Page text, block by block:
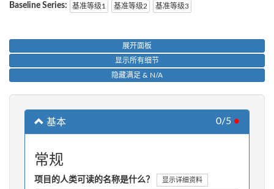
Baseline Series: 基准等级1 基准等级2 基准等级3
展开面板
显示所有细节
隐藏满足 & N/A
基本 0/5 ●
常规
项目的人类可读的名称是什么？ 显示详细资料